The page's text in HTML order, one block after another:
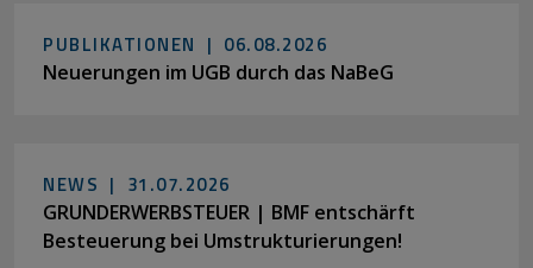
PUBLIKATIONEN | 06.08.2026
Neuerungen im UGB durch das NaBeG
NEWS | 31.07.2026
GRUNDERWERBSTEUER | BMF entschärft
Besteuerung bei Umstrukturierungen!